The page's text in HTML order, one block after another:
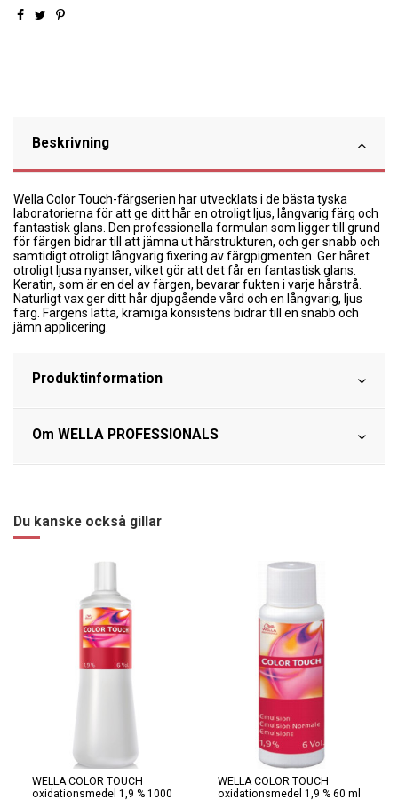
Beskrivning
Wella Color Touch-färgserien har utvecklats i de bästa tyska
laboratorierna för att ge ditt hår en otroligt ljus, långvarig färg och
fantastisk glans. Den professionella formulan som ligger till grund
för färgen bidrar till att jämna ut hårstrukturen, och ger snabb och
samtidigt otroligt långvarig fixering av färgpigmenten. Ger håret
otroligt ljusa nyanser, vilket gör att det får en fantastisk glans.
Keratin, som är en del av färgen, bevarar fukten i varje hårstrå.
Naturligt vax ger ditt hår djupgående vård och en långvarig, ljus
färg. Färgens lätta, krämiga konsistens bidrar till en snabb och
jämn applicering.
Produktinformation
Om WELLA PROFESSIONALS
Du kanske också gillar
WELLA COLOR TOUCH
oxidationsmedel 1,9 % 1000
WELLA COLOR TOUCH
oxidationsmedel 1,9 % 60 ml